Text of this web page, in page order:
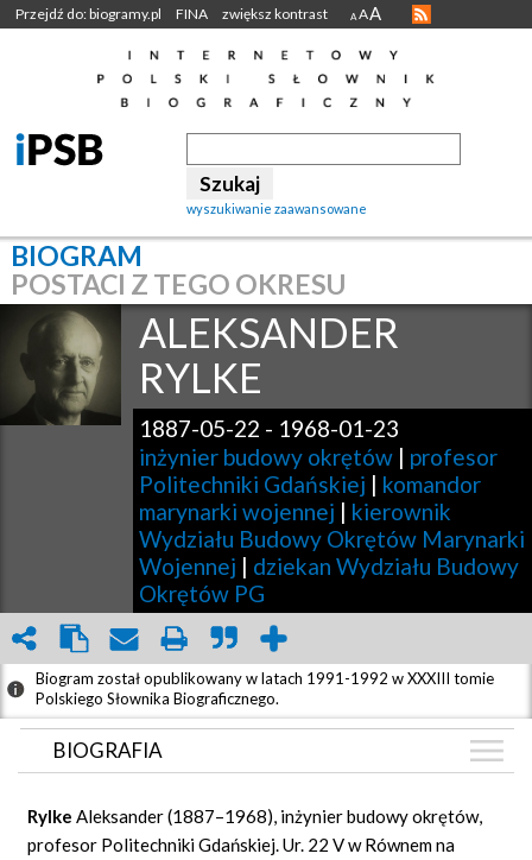
Przejdź do: biogramy.pl FINA zwiększ kontrast A AA
wyszukiwanie zaawansowane
BIOGRAM
POSTACI Z TEGO OKRESU
ALEKSANDER
RYLKE
1887-05-22 - 1968-01-23
inżynier budowy okrętów | profesor
Politechniki Gdańskiej | komandor
marynarki wojennej | kierownik
Wydziału Budowy Okrętów Marynarki
Wojennej | dziekan Wydziału Budowy
Okrętów PG
Biogram został opublikowany w latach 1991-1992 w XXXIII tomie
Polskiego Słownika Biograficznego.
BIOGRAFIA
GRAF POWIĄZAŃ
RylkeAleksander (1887–1968), inżynier budowy okrętów,
profesor Politechniki Gdańskiej. Ur. 22 V w Równem na